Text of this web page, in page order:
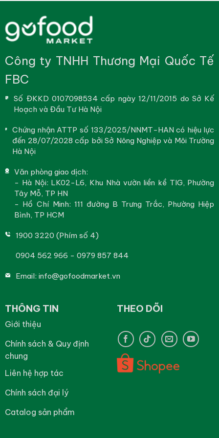
Công ty TNHH Thương Mại Quốc Tế
FBC
Số ĐKKD 0107098534 cấp ngày 12/11/2015 do Sở Kế
Hoạch và Đầu Tư Hà Nội
Chứng nhận ATTP số 133/2025/NNMT-HAN có hiệu lực
đến 28/07/2028 cấp bởi Sở Nông Nghiệp và Môi Trường
Hà Nội
Văn phòng giao dịch:
- Hà Nội: LK02-L6, Khu Nhà vườn liền kề TIG, Phường
Tây Mỗ, TP HN
- Hồ Chí Minh: 111 đường B Trưng Trắc, Phường Hiệp
Bình, TP HCM
1900 3220 (Phím số 4)
0904 562 966 - 0979 857 844
Email: info@gofoodmarket.vn
THÔNG TIN
Giới thiệu
Chính sách & Quy định
chung
Liên hệ hợp tác
Chính sách đại lý
Catalog sản phẩm
THEO DÕI